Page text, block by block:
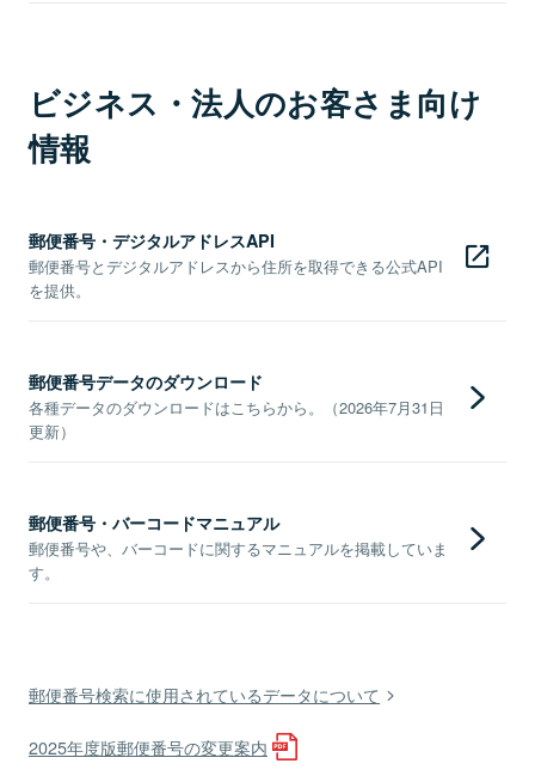
ビジネス・法人のお客さま向け
情報
郵便番号・デジタルアドレスAPI
郵便番号とデジタルアドレスから住所を取得できる公式API
を提供。
郵便番号データのダウンロード
各種データのダウンロードはこちらから。（2026年7月31日
更新）
郵便番号・バーコードマニュアル
郵便番号や、バーコードに関するマニュアルを掲載していま
す。
郵便番号検索に使用されているデータについて
2025年度版郵便番号の変更案内